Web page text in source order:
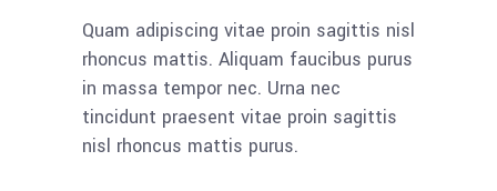
Quam adipiscing vitae proin sagittis nisl
rhoncus mattis. Aliquam faucibus purus
in massa tempor nec. Urna nec
tincidunt praesent vitae proin sagittis
nisl rhoncus mattis purus.